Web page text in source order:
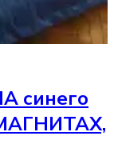
синего